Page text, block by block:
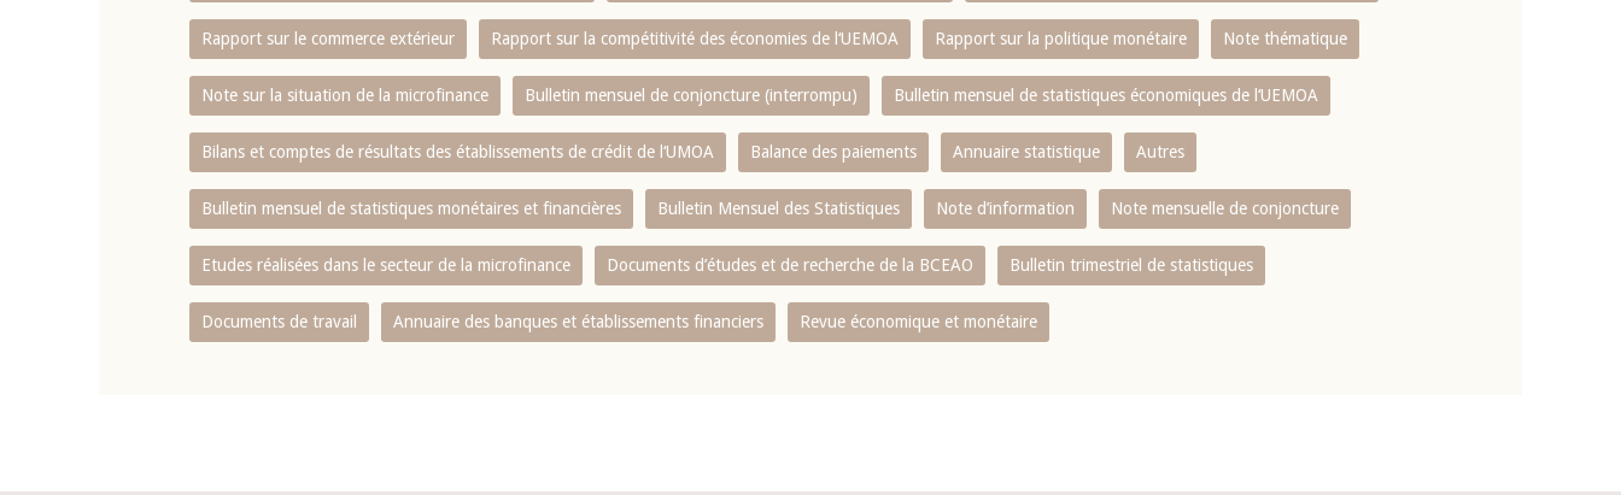
Rapport sur le commerce extérieur Rapport sur la compétitivité des économies de l‘UEMOA Rapport sur la politique monétaire Note thématique
Note sur la situation de la microfinance Bulletin mensuel de conjoncture (interrompu) Bulletin mensuel de statistiques économiques de l‘UEMOA
Bilans et comptes de résultats des établissements de crédit de l‘UMOA Balance des paiements Annuaire statistique Autres
Bulletin mensuel de statistiques monétaires et financières Bulletin Mensuel des Statistiques Note d’information Note mensuelle de conjoncture
Etudes réalisées dans le secteur de la microfinance Documents d’études et de recherche de la BCEAO Bulletin trimestriel de statistiques
Documents de travail Annuaire des banques et établissements financiers Revue économique et monétaire